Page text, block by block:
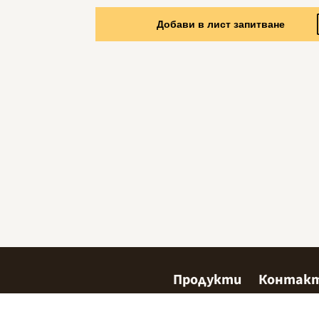
Добави в лист запитване
Продукти
СладкарствоКъде да